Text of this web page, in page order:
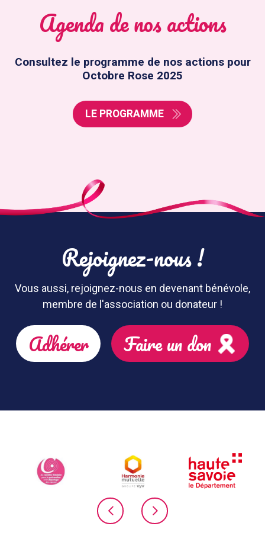
Agenda de nos actions
Consultez le programme de nos actions pour
Octobre Rose 2025
LE PROGRAMME
Rejoignez-nous !
Vous aussi, rejoignez-nous en devenant bénévole,
membre de l'association ou donateur !
Adhérer Faire un don